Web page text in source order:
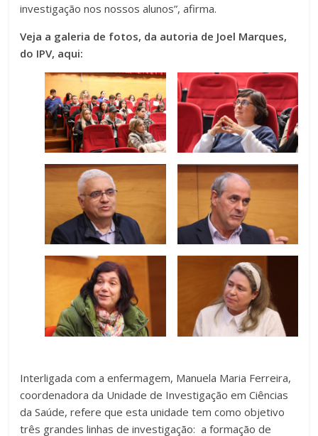
investigação nos nossos alunos”, afirma.
Veja a galeria de fotos, da autoria de Joel Marques,
do IPV, aqui:
Interligada com a enfermagem, Manuela Maria Ferreira,
coordenadora da Unidade de Investigação em Ciências
da Saúde, refere que esta unidade tem como objetivo
três grandes linhas de investigação: a formação de